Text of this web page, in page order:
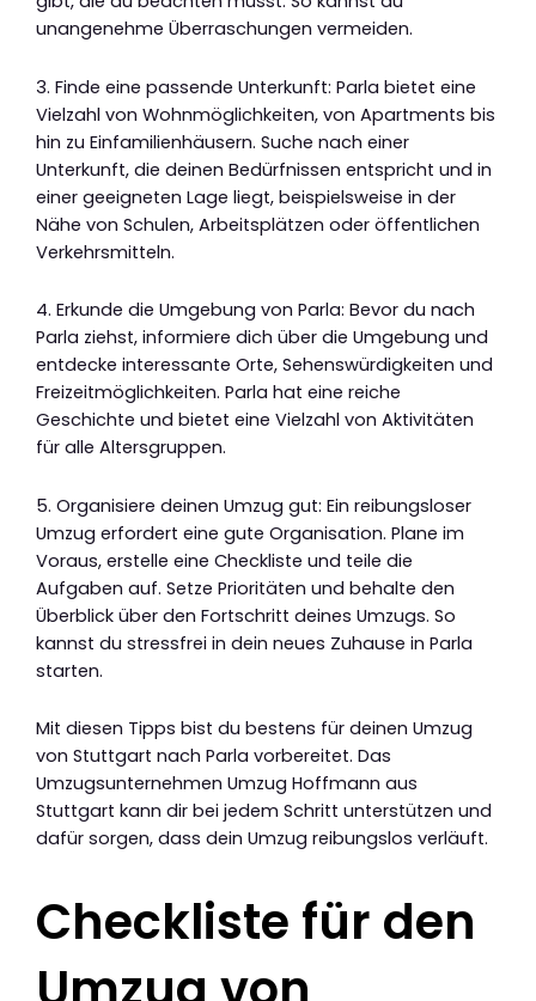
unangenehme Überraschungen vermeiden.
3. Finde eine passende Unterkunft: Parla bietet eine
Vielzahl von Wohnmöglichkeiten, von Apartments bis
hin zu Einfamilienhäusern. Suche nach einer
Unterkunft, die deinen Bedürfnissen entspricht und in
einer geeigneten Lage liegt, beispielsweise in der
Nähe von Schulen, Arbeitsplätzen oder öffentlichen
Verkehrsmitteln.
4. Erkunde die Umgebung von Parla: Bevor du nach
Parla ziehst, informiere dich über die Umgebung und
entdecke interessante Orte, Sehenswürdigkeiten und
Freizeitmöglichkeiten. Parla hat eine reiche
Geschichte und bietet eine Vielzahl von Aktivitäten
für alle Altersgruppen.
5. Organisiere deinen Umzug gut: Ein reibungsloser
Umzug erfordert eine gute Organisation. Plane im
Voraus, erstelle eine Checkliste und teile die
Aufgaben auf. Setze Prioritäten und behalte den
Überblick über den Fortschritt deines Umzugs. So
kannst du stressfrei in dein neues Zuhause in Parla
starten.
Mit diesen Tipps bist du bestens für deinen Umzug
von Stuttgart nach Parla vorbereitet. Das
Umzugsunternehmen Umzug Hoffmann aus
Stuttgart kann dir bei jedem Schritt unterstützen und
dafür sorgen, dass dein Umzug reibungslos verläuft.
Checkliste für den